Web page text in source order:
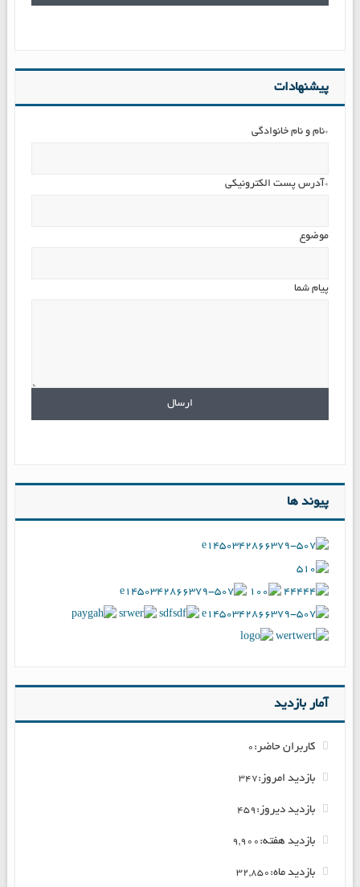
پیشنهادات
*نام و نام خانوادگی
*آدرس پست الکترونیکی
موضوع
پیام شما
پیوند ها
آمار بازدید
کاربران حاضر: 0
بازدید امروز:347
بازدید دیروز: 459
بازدید هفته: 9,900
بازدید ماه: 32,850